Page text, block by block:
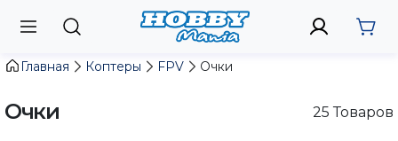
Главная Коптеры FPV Очки
Очки 25 Товаров